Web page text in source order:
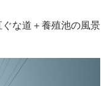
な道＋養殖池の風景